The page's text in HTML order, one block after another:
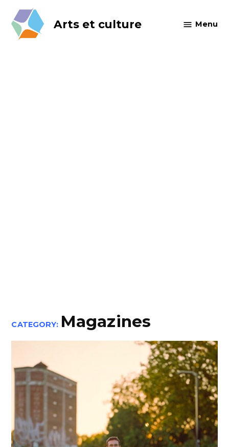
content
Arts et culture Menu
CATEGORY: Magazines